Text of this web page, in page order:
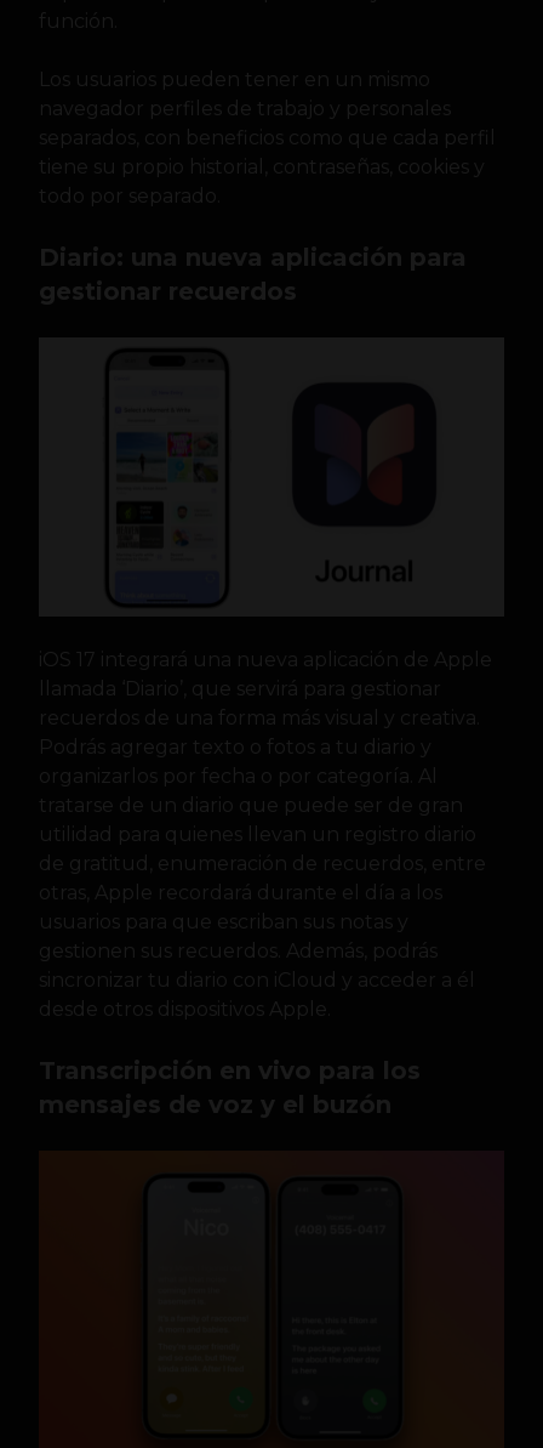
función.
Los usuarios pueden tener en un mismo
navegador perfiles de trabajo y personales
separados, con beneficios como que cada perfil
tiene su propio historial, contraseñas, cookies y
todo por separado.
Diario: una nueva aplicación para
gestionar recuerdos
iOS 17 integrará una nueva aplicación de Apple
llamada ‘Diario’, que servirá para gestionar
recuerdos de una forma más visual y creativa.
Podrás agregar texto o fotos a tu diario y
organizarlos por fecha o por categoría. Al
tratarse de un diario que puede ser de gran
utilidad para quienes llevan un registro diario
de gratitud, enumeración de recuerdos, entre
otras, Apple recordará durante el día a los
usuarios para que escriban sus notas y
gestionen sus recuerdos. Además, podrás
sincronizar tu diario con iCloud y acceder a él
desde otros dispositivos Apple.
Transcripción en vivo para los
mensajes de voz y el buzón